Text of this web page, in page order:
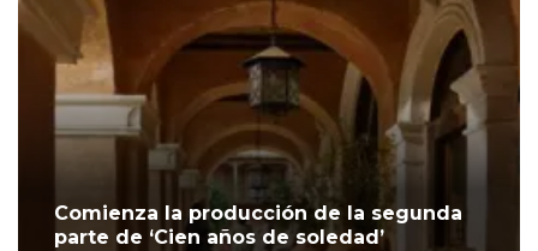
Comienza la producción de la segunda
parte de ‘Cien años de soledad’